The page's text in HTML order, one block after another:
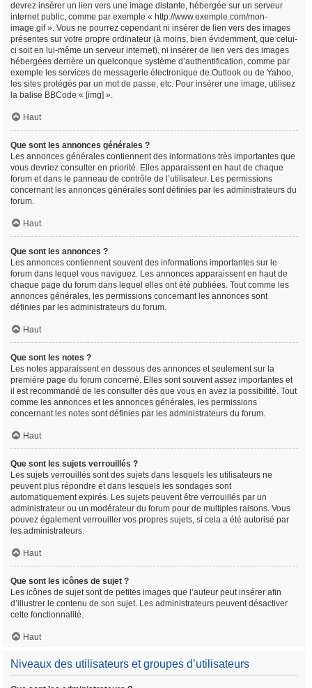
devrez insérer un lien vers une image distante, hébergée sur un serveur
internet public, comme par exemple « http://www.exemple.com/mon-
image.gif ». Vous ne pourrez cependant ni insérer de lien vers des images
présentes sur votre propre ordinateur (à moins, bien évidemment, que celui-
ci soit en lui-même un serveur internet), ni insérer de lien vers des images
hébergées derrière un quelconque système d’authentification, comme par
exemple les services de messagerie électronique de Outlook ou de Yahoo,
les sites protégés par un mot de passe, etc. Pour insérer une image, utilisez
la balise BBCode « [img] ».
Haut
Que sont les annonces générales ?
Les annonces générales contiennent des informations très importantes que
vous devriez consulter en priorité. Elles apparaissent en haut de chaque
forum et dans le panneau de contrôle de l’utilisateur. Les permissions
concernant les annonces générales sont définies par les administrateurs du
forum.
Haut
Que sont les annonces ?
Les annonces contiennent souvent des informations importantes sur le
forum dans lequel vous naviguez. Les annonces apparaissent en haut de
chaque page du forum dans lequel elles ont été publiées. Tout comme les
annonces générales, les permissions concernant les annonces sont
définies par les administrateurs du forum.
Haut
Que sont les notes ?
Les notes apparaissent en dessous des annonces et seulement sur la
première page du forum concerné. Elles sont souvent assez importantes et
il est recommandé de les consulter dès que vous en avez la possibilité. Tout
comme les annonces et les annonces générales, les permissions
concernant les notes sont définies par les administrateurs du forum.
Haut
Que sont les sujets verrouillés ?
Les sujets verrouillés sont des sujets dans lesquels les utilisateurs ne
peuvent plus répondre et dans lesquels les sondages sont
automatiquement expirés. Les sujets peuvent être verrouillés par un
administrateur ou un modérateur du forum pour de multiples raisons. Vous
pouvez également verrouiller vos propres sujets, si cela a été autorisé par
les administrateurs.
Haut
Que sont les icônes de sujet ?
Les icônes de sujet sont de petites images que l’auteur peut insérer afin
d’illustrer le contenu de son sujet. Les administrateurs peuvent désactiver
cette fonctionnalité.
Haut
Niveaux des utilisateurs et groupes d’utilisateurs